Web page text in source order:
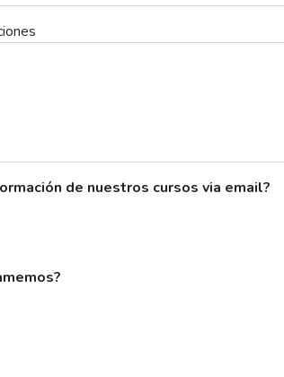
de nuestros cursos via email?